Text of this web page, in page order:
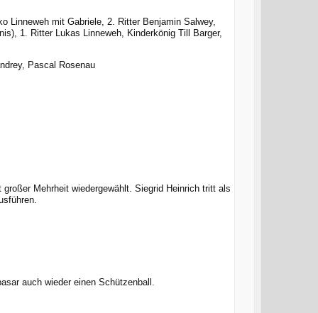
Linneweh mit Gabriele, 2. Ritter Benjamin Salwey,
1. Ritter Lukas Linneweh, Kinderkönig Till Barger,
Pascal Rosenau
Mehrheit wiedergewählt. Siegrid Heinrich tritt als
auch wieder einen Schützenball.